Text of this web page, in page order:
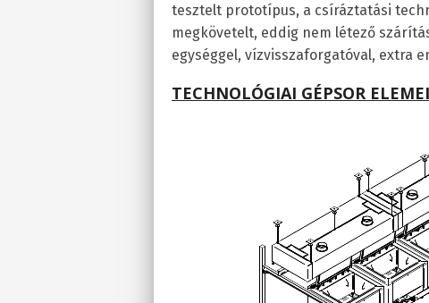
tesztelt prototípus, a csíráztatási
megkövetelt, eddig nem létező
egységgel, vízvisszaforgatóval, extra
TECHNOLÓGIAI GÉPSOR ELEMEI